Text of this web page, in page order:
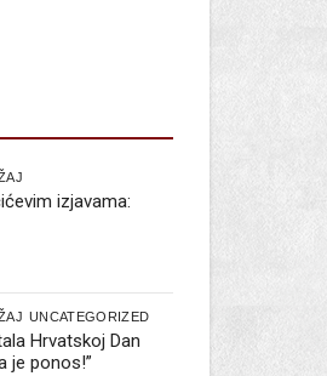
izjavama:
UNCATEGORIZED
Hrvatskoj Dan
je ponos!”